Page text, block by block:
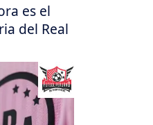
es el
del Real